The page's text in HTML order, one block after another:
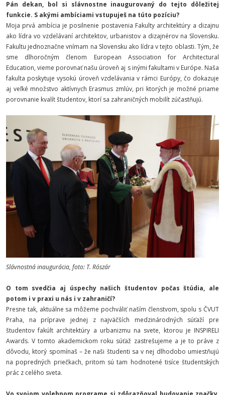
Pán dekan, bol si slávnostne inaugurovaný do tejto dôležitej
funkcie. S akými ambíciami vstupuješ na túto pozíciu?
Moja prvá ambícia je posilnenie postavenia Fakulty architektúry a dizajnu
ako lídra vo vzdelávaní architektov, urbanistov a dizajnérov na Slovensku.
Fakultu jednoznačne vnímam na Slovensku ako lídra v tejto oblasti. Tým, že
sme dlhoročným členom European Association for Architectural
Education, vieme porovnať našu úroveň aj s inými fakultami v Európe. Naša
fakulta poskytuje vysokú úroveň vzdelávania v rámci Európy, čo dokazuje
aj veľké množstvo aktívnych Erasmus zmlúv, pri ktorých je možné priame
porovnanie kvalít študentov, ktorí sa zahraničných mobilít zúčastňujú.
Slávnostná inaugurácia, foto: T. Rószár
O tom svedčia aj úspechy našich študentov počas štúdia, ale
potom i v praxi u nás i v zahraničí?
Presne tak, aktuálne sa môžeme pochváliť naším členstvom, spolu s ČVUT
Praha, na príprave jednej z najväčších medzinárodných súťaží pre
študentov fakúlt architektúry a urbanizmu na svete, ktorou je INSPIRELI
Awards. V tomto akademickom roku súťaž zastrešujeme a je to práve z
dôvodu, ktorý spomínaš – že naši študenti sa v nej dlhodobo umiestňujú
na popredných priečkach, pritom sú tam hodnotené tisíce študentských
prác z celého sveta.